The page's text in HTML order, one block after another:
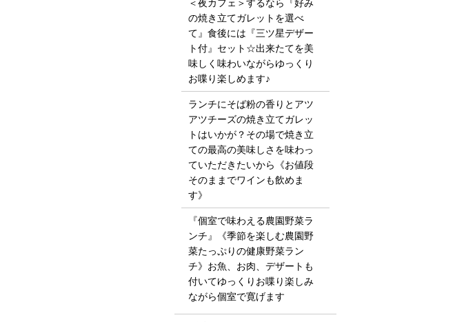
＜夜カフェ＞するなら『好み
の焼き立てガレットを選べ
て』食後には『三ツ星デザー
ト付』セット☆出来たてを美
味しく味わいながらゆっくり
お喋り楽しめます♪
ランチにそば粉の香りとアツ
アツチーズの焼き立てガレッ
トはいかが？その場で焼き立
ての最高の美味しさを味わっ
ていただきたいから《お値段
そのままでワインも飲めま
す》
『個室で味わえる農園野菜ラ
ンチ』《季節を楽しむ農園野
菜たっぷりの健康野菜ラン
チ》お魚、お肉、デザートも
付いてゆっくりお喋り楽しみ
ながら個室で寛げます